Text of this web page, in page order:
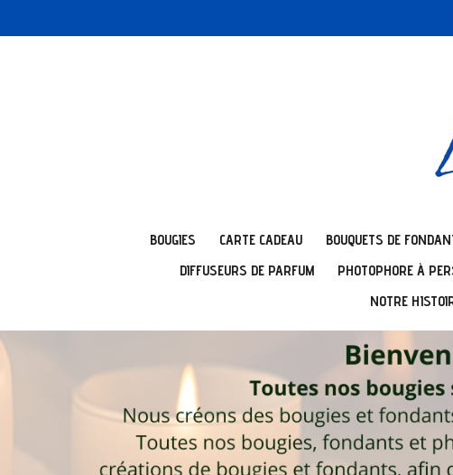
au
BOUGIES CARTE CADEAU BOUQUETS DE
DIFFUSEURS DE PARFUM
PHOTOPHORE À
NOTRE